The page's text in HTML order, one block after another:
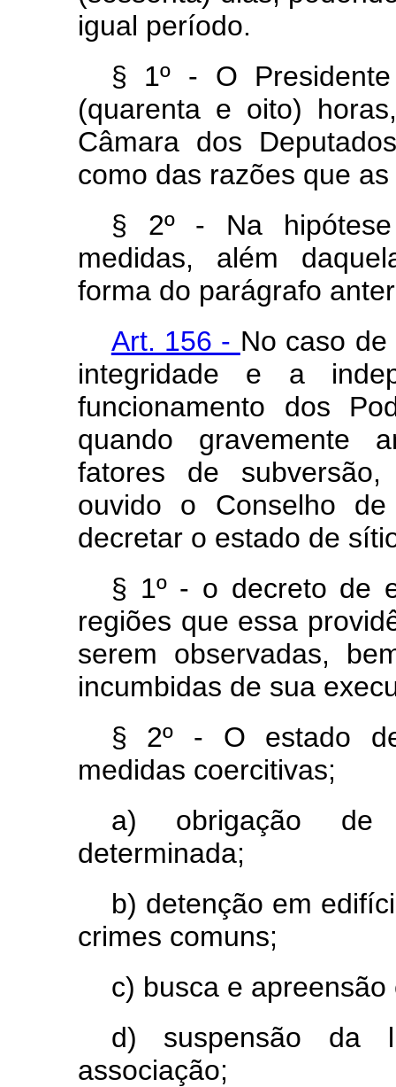
igual período.
§ 1º - O
(quarenta e oito)
Câmara dos
como das razões que
§ 2º - Na
medidas, além
forma do parágrafo
Art. 156 - No caso
integridade e a
funcionamento dos
quando gravemente
fatores de
ouvido o Conselho de
decretar o estado de
§ 1º - o decreto de
regiões que essa
serem observadas,
incumbidas de sua
§ 2º - O estado
medidas coercitivas;
a) obrigação de
determinada;
b) detenção em
crimes comuns;
c) busca e
d) suspensão da
associação;